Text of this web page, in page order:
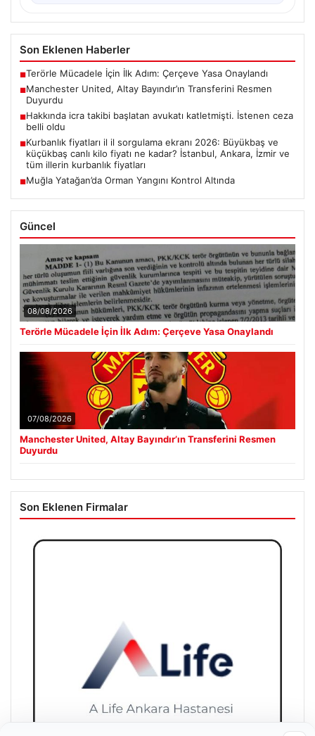
Son Eklenen Haberler
■Terörle Mücadele İçin İlk Adım: Çerçeve Yasa Onaylandı
■Manchester United, Altay Bayındır’ın Transferini Resmen
Duyurdu
■Hakkında icra takibi başlatan avukatı katletmişti. İstenen ceza
belli oldu
■Kurbanlık fiyatları il il sorgulama ekranı 2026: Büyükbaş ve
küçükbaş canlı kilo fiyatı ne kadar? İstanbul, Ankara, İzmir ve
tüm illerin kurbanlık fiyatları
■Muğla Yatağan’da Orman Yangını Kontrol Altında
Güncel
08/08/2026
Terörle Mücadele İçin İlk Adım: Çerçeve Yasa Onaylandı
07/08/2026
Manchester United, Altay Bayındır’ın Transferini Resmen
Duyurdu
Son Eklenen Firmalar